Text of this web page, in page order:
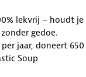
lekvrij – houdt je
gedoe.
per jaar, doneert 650
Soup